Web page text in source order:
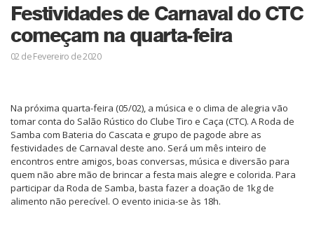
Festividades de Carnaval do CTC
começam na quarta-feira
02 de Fevereiro de 2020
Na próxima quarta-feira (05/02), a música e o clima de alegria vão
tomar conta do Salão Rústico do Clube Tiro e Caça (CTC). A Roda de
Samba com Bateria do Cascata e grupo de pagode abre as
festividades de Carnaval deste ano. Será um mês inteiro de
encontros entre amigos, boas conversas, música e diversão para
quem não abre mão de brincar a festa mais alegre e colorida. Para
participar da Roda de Samba, basta fazer a doação de 1kg de
alimento não perecível. O evento inicia-se às 18h.